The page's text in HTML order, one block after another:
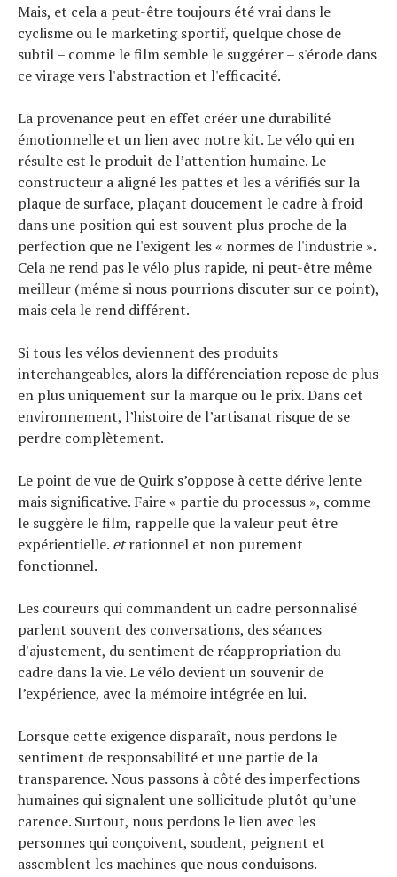
Mais, et cela a peut-être toujours été vrai dans le
cyclisme ou le marketing sportif, quelque chose de
subtil – comme le film semble le suggérer – s'érode dans
ce virage vers l'abstraction et l'efficacité.
La provenance peut en effet créer une durabilité
émotionnelle et un lien avec notre kit. Le vélo qui en
résulte est le produit de l’attention humaine. Le
constructeur a aligné les pattes et les a vérifiés sur la
plaque de surface, plaçant doucement le cadre à froid
dans une position qui est souvent plus proche de la
perfection que ne l'exigent les « normes de l'industrie ».
Cela ne rend pas le vélo plus rapide, ni peut-être même
meilleur (même si nous pourrions discuter sur ce point),
mais cela le rend différent.
Si tous les vélos deviennent des produits
interchangeables, alors la différenciation repose de plus
en plus uniquement sur la marque ou le prix. Dans cet
environnement, l’histoire de l’artisanat risque de se
perdre complètement.
Le point de vue de Quirk s’oppose à cette dérive lente
mais significative. Faire « partie du processus », comme
le suggère le film, rappelle que la valeur peut être
expérientielle. etrationnel et non purement
fonctionnel.
Les coureurs qui commandent un cadre personnalisé
parlent souvent des conversations, des séances
d'ajustement, du sentiment de réappropriation du
cadre dans la vie. Le vélo devient un souvenir de
l’expérience, avec la mémoire intégrée en lui.
Lorsque cette exigence disparaît, nous perdons le
sentiment de responsabilité et une partie de la
transparence. Nous passons à côté des imperfections
humaines qui signalent une sollicitude plutôt qu’une
carence. Surtout, nous perdons le lien avec les
personnes qui conçoivent, soudent, peignent et
assemblent les machines que nous conduisons.